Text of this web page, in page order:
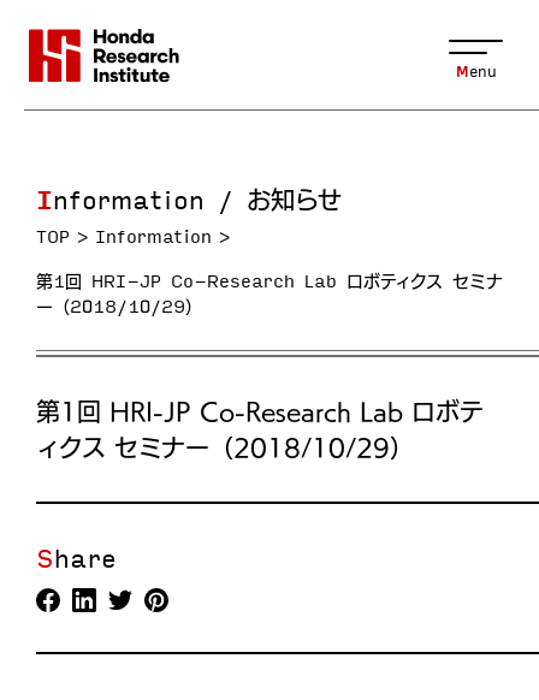
Menu
Information / お知らせ
TOP
Information
第1回 HRI-JP Co-Research Lab ロボティクス セミナ
ー（2018/10/29）
第1回 HRI-JP Co-Research Lab ロボテ
ィクス セミナー（2018/10/29）
Share